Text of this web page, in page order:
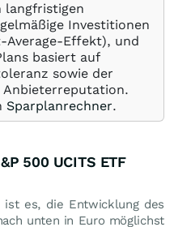
langfristigen
Investitionen
Average-Effekt), und
basiert auf
sowie der
Anbieterreputation.
Sparplanrechner.
500 UCITS ETF
ist es, die Entwicklung des
unten in Euro möglichst